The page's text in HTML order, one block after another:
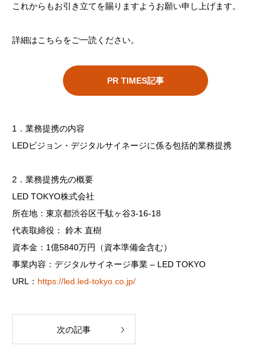
これからもお引き立てを賜りますようお願い申し上げます。
詳細はこちらをご一読ください。
PR TIMES記事
1．業務提携の内容
LEDビジョン・デジタルサイネージに係る包括的業務提携
2．業務提携先の概要
LED TOKYO株式会社
所在地：東京都渋谷区千駄ヶ谷3-16-18
代表取締役： 鈴木 直樹
資本金：1億5840万円（資本準備金含む）
事業内容：デジタルサイネージ事業 – LED TOKYO
URL： https://led.led-tokyo.co.jp/
次の記事